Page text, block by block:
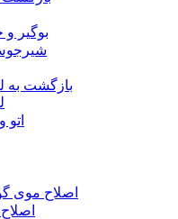
بوگیر و
بازگشت به
اصلاح موی